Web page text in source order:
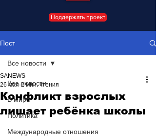
Поддержать проект
Пост
Все новости
В мире
Политика
Международные отношения
Все новости
Конфликт взрослых
лишает ребёнка школы
SANEWS
26 мая 2 мин. чтения